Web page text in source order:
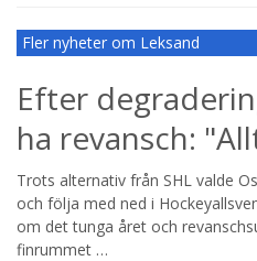
Fler nyheter om Leksand
Efter
ha revansch:
Trots alternativ från SHL valde
och följa med ned i
om det tunga året och
finrummet …